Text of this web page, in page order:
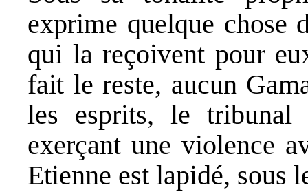
exprime quelque
qui la reçoivent pour
fait le reste, aucun
les esprits, le tribunal
exerçant une violence
Etienne est lapidé, sous